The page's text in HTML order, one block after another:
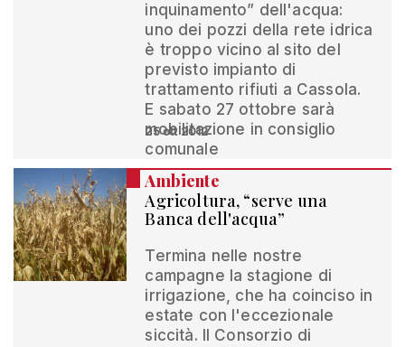
inquinamento” dell'acqua:
uno dei pozzi della rete idrica
è troppo vicino al sito del
previsto impianto di
trattamento rifiuti a Cassola.
E sabato 27 ottobre sarà
mobilitazione in consiglio
comunale
25 ott 2012
Ambiente
Agricoltura, “serve una
Banca dell'acqua”
Termina nelle nostre
campagne la stagione di
irrigazione, che ha coinciso in
estate con l'eccezionale
siccità. Il Consorzio di